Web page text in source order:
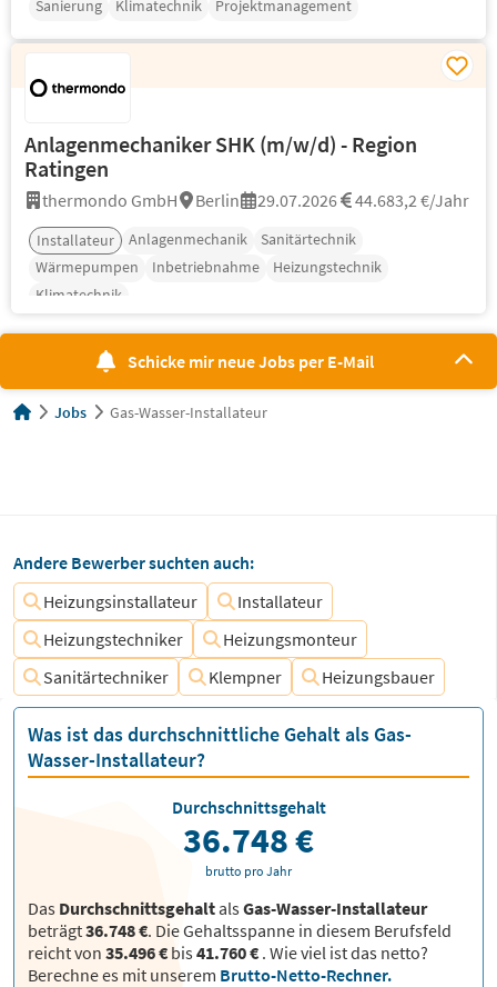
Sanierung Klimatechnik Projektmanagement
Anlagenmechaniker SHK (m/w/d) - Region
Ratingen
thermondo GmbH Berlin 29.07.2026 44.683,2 €/Jahr
Installateur Anlagenmechanik
Sanitärtechnik
Wärmepumpen
Inbetriebnahme
Heizungstechnik
Klimatechnik
Schicke mir neue Jobs per E-Mail
Jobs Gas-Wasser-Installateur
Andere Bewerber suchten auch:
Heizungsinstallateur
Installateur
Heizungstechniker
Heizungsmonteur
Sanitärtechniker
Klempner Heizungsbauer
Was ist das durchschnittliche Gehalt als Gas-
Wasser-Installateur?
Das DurchschnittsgehaltalsGas-Wasser-Installateur
beträgt36.748 €. Die Gehaltsspanne in diesem Berufsfeld
reicht von 35.496 € bis41.760 € . Wie viel ist das netto?
Berechne es mit unserem Brutto-Netto-Rechner.
Durchschnittsgehalt
36.748 €
brutto pro Jahr